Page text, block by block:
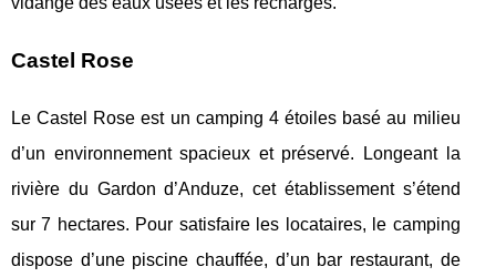
Castel Rose
Le Castel Rose est un camping 4 étoiles basé au milieu
d’un environnement spacieux et préservé. Longeant la
rivière du Gardon d’Anduze, cet établissement s’étend
sur 7 hectares. Pour satisfaire les locataires, le camping
dispose d’une piscine chauffée, d’un bar restaurant, de